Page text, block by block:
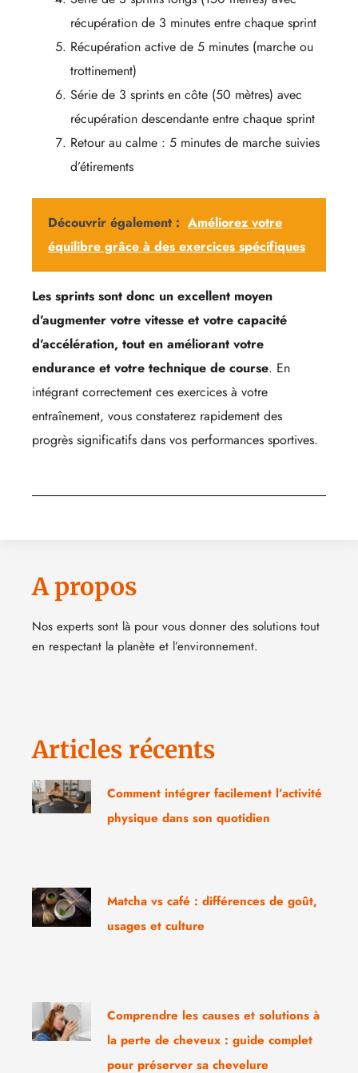
récupération de 3 minutes entre chaque sprint
Récupération active de 5 minutes (marche ou
trottinement)
Série de 3 sprints en côte (50 mètres) avec
récupération descendante entre chaque sprint
Retour au calme : 5 minutes de marche suivies
d’étirements
Découvrir également : Améliorez votre
équilibre grâce à des exercices spécifiques
Les sprints sont donc un excellent moyen
d’augmenter votre vitesse et votre capacité
d’accélération, tout en améliorant votre
endurance et votre technique de course. En
intégrant correctement ces exercices à votre
entraînement, vous constaterez rapidement des
progrès significatifs dans vos performances sportives.
A propos
Nos experts sont là pour vous donner des solutions tout
en respectant la planète et l’environnement.
Articles récents
Comment intégrer facilement l’activité
physique dans son quotidien
Matcha vs café : différences de goût,
usages et culture
Comprendre les causes et solutions à
la perte de cheveux : guide complet
pour préserver sa chevelure